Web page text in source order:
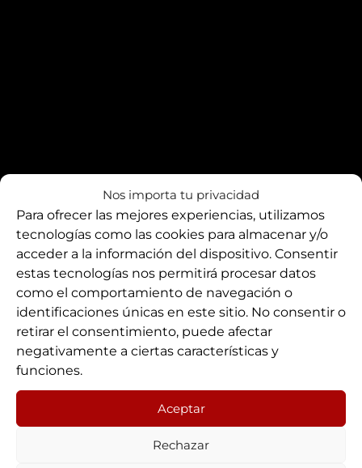
Nos importa tu privacidad
Para ofrecer las mejores experiencias, utilizamos
tecnologías como las cookies para almacenar y/o
acceder a la información del dispositivo. Consentir
estas tecnologías nos permitirá procesar datos
como el comportamiento de navegación o
identificaciones únicas en este sitio. No consentir o
retirar el consentimiento, puede afectar
negativamente a ciertas características y
funciones.
Aceptar
Rechazar
visitur Entra
Perdó per la pols!
Estem treballant en
una cosa fantàstica.
Torneu aviat!